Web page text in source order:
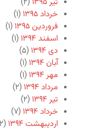
خرداد ۱۳۹۵
(۱)
فروردین ۱۳۹۵
(۱)
اسفند ۱۳۹۴
(۱)
دی ۱۳۹۴
(۵)
آبان ۱۳۹۴
(۱)
مهر ۱۳۹۴
(۱)
مرداد ۱۳۹۴
(۲)
تیر ۱۳۹۴
(۲)
خرداد ۱۳۹۴
(۷)
اردیبهشت ۱۳۹۴
(۲)